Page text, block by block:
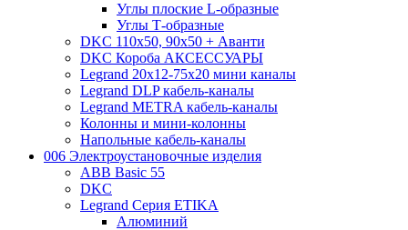
Углы плоские L-образные
Углы Т-образные
DKC 110х50, 90х50 + Аванти
DKC Короба АКСЕССУАРЫ
Legrand 20х12-75х20 мини каналы
Legrand DLP кабель-каналы
Legrand METRA кабель-каналы
Колонны и мини-колонны
Напольные кабель-каналы
006 Электроустановочные изделия
ABB Basic 55
DKC
Legrand Серия ETIKA
Алюминий